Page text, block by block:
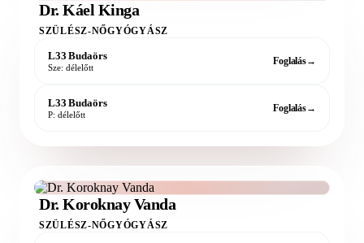
Dr. Káel Kinga
SZÜLÉSZ-NŐGYÓGYÁSZ
L33 Budaörs
Sze: délelőtt
Foglalás→
L33 Budaörs
P: délelőtt
Foglalás→
Dr. Koroknay Vanda
SZÜLÉSZ-NŐGYÓGYÁSZ